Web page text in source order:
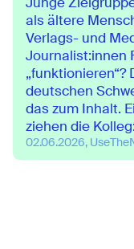
als ältere
Verlags- und
Journalist:innen
„funktionieren“?
deutschen
das zum Inhalt.
ziehen die
02.06.2026,